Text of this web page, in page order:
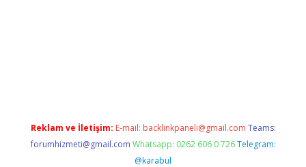
Reklam ve İletişim: E-mail: backlinkpaneli@gmail.com Teams:
forumhizmeti@gmail.com Whatsapp: 0262 606 0 726 Telegram:
@karabul